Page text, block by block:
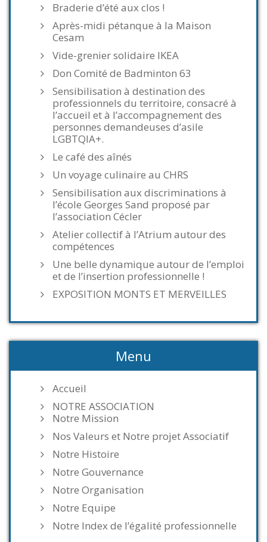
Braderie d’été aux clos !
Après-midi pétanque à la Maison
Cesam
Vide-grenier solidaire IKEA
Don Comité de Badminton 63
Sensibilisation à destination des
professionnels du territoire, consacré à
l’accueil et à l’accompagnement des
personnes demandeuses d’asile
LGBTQIA+.
Le café des aînés
Un voyage culinaire au CHRS
Sensibilisation aux discriminations à
l’école Georges Sand proposé par
l’association Cécler
Atelier collectif à l’Atrium autour des
compétences
Une belle dynamique autour de l’emploi
et de l’insertion professionnelle !
EXPOSITION MONTS ET MERVEILLES
Menu
Accueil
NOTRE ASSOCIATION
Notre Mission
Nos Valeurs et Notre projet Associatif
Notre Histoire
Notre Gouvernance
Notre Organisation
Notre Equipe
Notre Index de l’égalité professionnelle